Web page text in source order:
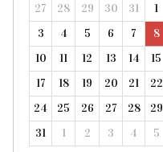
27
28 29 30 31 1
3
4 5 6 7 8
10
11 12 13 14 15
17
18 19 20 21 22
24
25 26 27 28 29
31
1 2 3 4 5